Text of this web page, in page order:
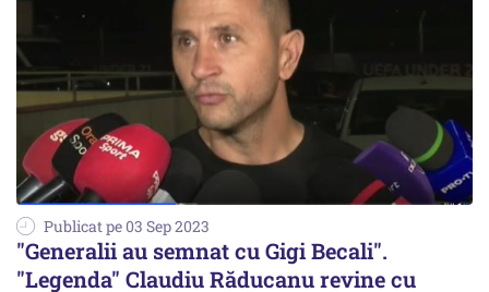
Publicat pe 03 Sep 2023
"Generalii au semnat cu Gigi Becali".
"Legenda" Claudiu Răducanu revine cu